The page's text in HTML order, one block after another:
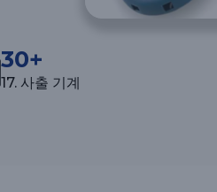
30+
17. 사출 기계